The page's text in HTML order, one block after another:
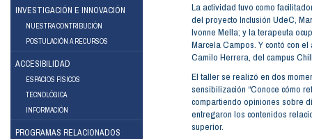
INVESTIGACIÓN E INNOVACIÓN
NUESTRA CONTRIBUCIÓN
POSTULACIÓN A RECURSOS
ACCESIBILIDAD
ESPACIOS FÍSICOS
TECNOLÓGICA
INFORMACIÓN
PROGRAMAS RELACIONADOS
La actividad tuvo como
del proyecto Inclusión UdeC,
Ivonne Mella; y la terapeuta
Marcela Campos. Y contó con
Camilo Herrera, del campus
El taller se realizó en dos
sensibilización “Conoce cómo
compartiendo opiniones sobre
entregaron los contenidos
superior.